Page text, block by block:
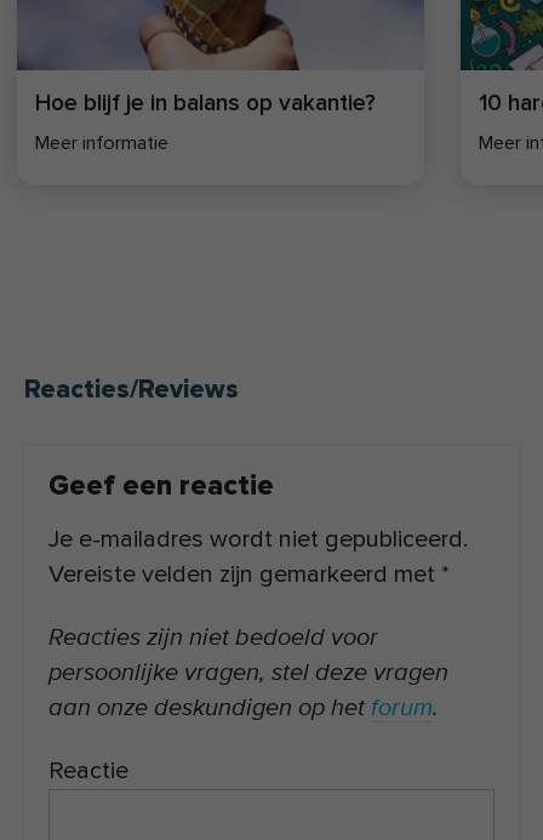
Hoe blijf je in balans op vakantie?
Meer informatie
10
Meer
Reacties/Reviews
Geef een reactie
Je e-mailadres wordt niet gepubliceerd.
Vereiste velden zijn gemarkeerd met *
Reacties zijn niet bedoeld voor
persoonlijke vragen, stel deze vragen
aan onze deskundigen op het forum.
Reactie